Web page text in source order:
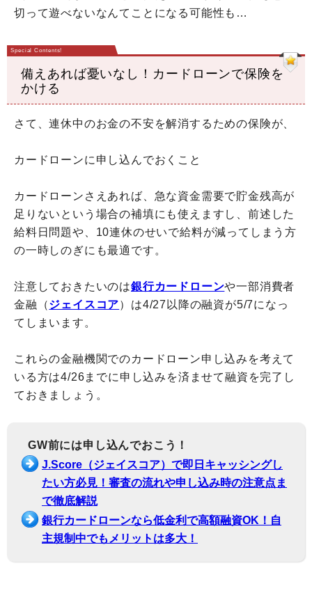
切って遊べないなんてことになる可能性も…
備えあれば憂いなし！カードローンで保険を
かける
さて、連休中のお金の不安を解消するための保険が、
カードローンに申し込んでおくこと
カードローンさえあれば、急な資金需要で貯金残高が
足りないという場合の補填にも使えますし、前述した
給料日問題や、10連休のせいで給料が減ってしまう方
の一時しのぎにも最適です。
注意しておきたいのは銀行カードローンや一部消費者
金融（ジェイスコア）は4/27以降の融資が5/7になっ
てしまいます。
これらの金融機関でのカードローン申し込みを考えて
いる方は4/26までに申し込みを済ませて融資を完了し
ておきましょう。
GW前には申し込んでおこう！
J.Score（ジェイスコア）で即日キャッシングし
たい方必見！審査の流れや申し込み時の注意点ま
で徹底解説
銀行カードローンなら低金利で高額融資OK！自
主規制中でもメリットは多大！